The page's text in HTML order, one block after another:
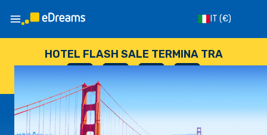
IT (€)
HOTEL FLASH SALE TERMINA TRA
--
GIORNI
: -- : -- : --